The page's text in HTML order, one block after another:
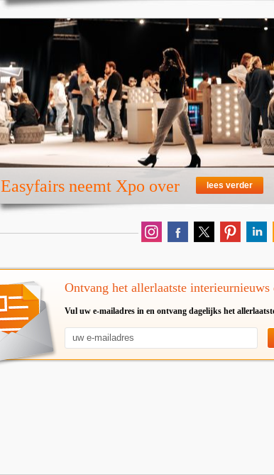
Easyfairs neemt Xpo over lees verder
Ontvang het allerlaatste
Vul uw e-mailadres in en ontvang dagelijks het